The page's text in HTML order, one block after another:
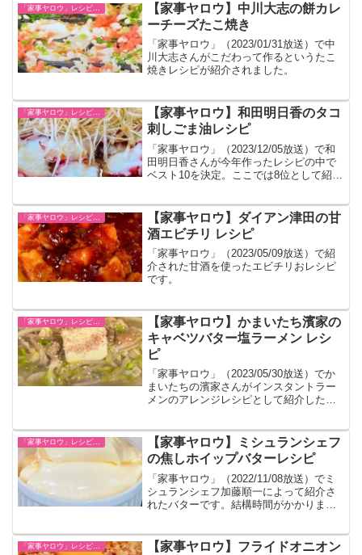
【家事ヤロウ】中川大志の餅カレ
ーチーズたこ焼き
「家事ヤロウ」（2023/01/31放送）で中
川大志さんがこだわって作るというたこ
焼きレシピが紹介されました。
「家事ヤロウ」レシピ一覧
【家事ヤロウ】和田明日香のタコ
刺しごま油レシピ
「家事ヤロウ」（2023/12/05放送）で和
田明日香さんが今年作ったレシピの中で
ベスト10を決定。ここでは8位として紹介
です。
【家事ヤロウ】ダイアン津田の甘
酒エビチリ レシピ
「家事ヤロウ」（2023/05/09放送）で紹
介された甘酒を使ったエビチリおレシピ
です。
【家事ヤロウ】かまいたち濱家の
キャベツバター塩ラーメン レシ
ピ
「家事ヤロウ」（2023/05/30放送）でか
まいたちの濱家さんがインスタントラー
メンのアレンジレシピとして紹介したも
す。
「家事ヤロウ」レシピ一覧
【家事ヤロウ】ミシュランシェフ
の焦しホイップバターレシピ
「家事ヤロウ」（2022/11/08放送）でミ
シュランシェフ加藤順一によって紹介さ
れたバターです。結構時間がかかりま
「家事ヤロウ」レシピ一覧
【家事ヤロウ】フライドオニオン